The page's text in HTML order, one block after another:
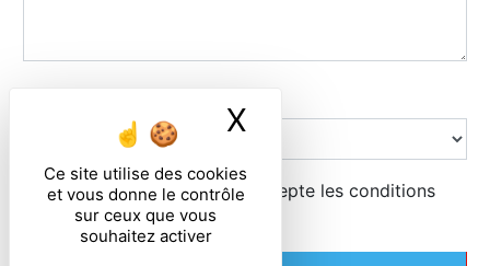
Ce site utilise des cookies
et vous donne le contrôle
sur ceux que vous
souhaitez activer
X Masquer le
En cochant cette case, j'accepte les conditions
particulières ci-dessous **